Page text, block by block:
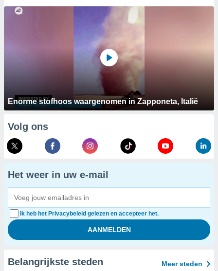
Enorme stofhoos waargenomen in Zapponeta, Italië
Volg ons
Het weer in uw e-mail
Ik heb het Privacybeleid gelezen en accepteer het.
Belangrijkste steden Meer steden